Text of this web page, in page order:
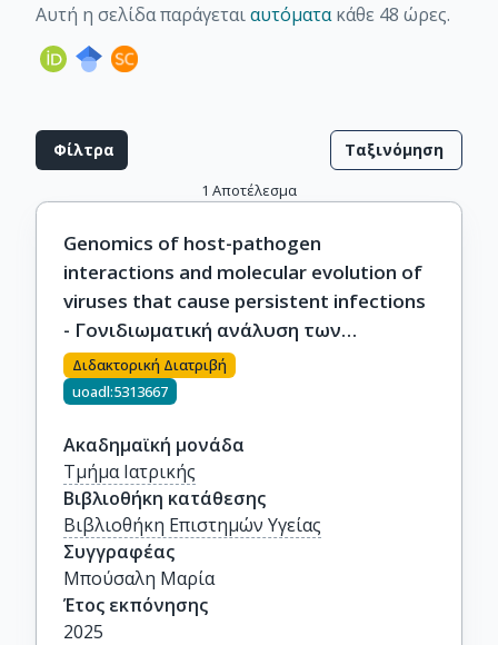
Αυτή η σελίδα παράγεταιαυτόματακάθε 48 ώρες.
Φίλτρα Ταξινόμηση
1 Αποτέλεσμα
Genomics of host-pathogen
interactions and molecular evolution of
viruses that cause persistent infections
- Γονιδιωματική ανάλυση των
αλληλεπιδράσεων ξενιστή-παθογόνου
και μοριακή εξέλιξη των ιών που
Διδακτορική Διατριβή
uoadl:5313667
Ακαδημαϊκή μονάδα
Τμήμα Ιατρικής
Βιβλιοθήκη κατάθεσης
Βιβλιοθήκη Επιστημών Υγείας
Συγγραφέας
Μπούσαλη Μαρία
Έτος εκπόνησης
2025